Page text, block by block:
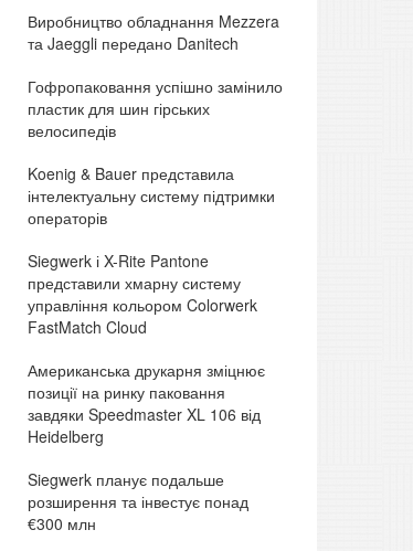
Виробництво обладнання Mezzera
та Jaeggli передано Danitech
Гофропаковання успішно замінило
пластик для шин гірських
велосипедів
Koenig & Bauer представила
інтелектуальну систему підтримки
операторів
Siegwerk і X-Rite Pantone
представили хмарну систему
управління кольором Colorwerk
FastMatch Cloud
Американська друкарня зміцнює
позиції на ринку паковання
завдяки Speedmaster XL 106 від
Heidelberg
Siegwerk планує подальше
розширення та інвестує понад
€300 млн